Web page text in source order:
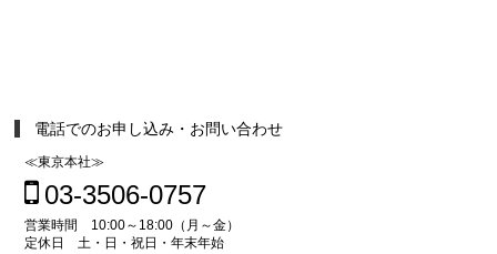
電話でのお申し込み・お問い合わせ
≪東京本社≫
03-3506-0757
営業時間 10:00～18:00（月～金）
定休日 土・日・祝日・年末年始